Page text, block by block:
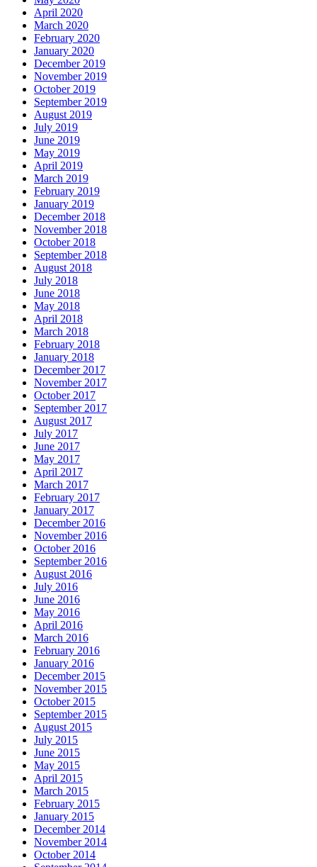
April 2020
March 2020
February 2020
January 2020
December 2019
November 2019
October 2019
September 2019
August 2019
July 2019
June 2019
May 2019
April 2019
March 2019
February 2019
January 2019
December 2018
November 2018
October 2018
September 2018
August 2018
July 2018
June 2018
May 2018
April 2018
March 2018
February 2018
January 2018
December 2017
November 2017
October 2017
September 2017
August 2017
July 2017
June 2017
May 2017
April 2017
March 2017
February 2017
January 2017
December 2016
November 2016
October 2016
September 2016
August 2016
July 2016
June 2016
May 2016
April 2016
March 2016
February 2016
January 2016
December 2015
November 2015
October 2015
September 2015
August 2015
July 2015
June 2015
May 2015
April 2015
March 2015
February 2015
January 2015
December 2014
November 2014
October 2014